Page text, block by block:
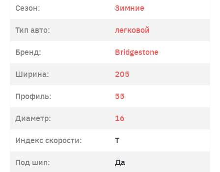
Сезон: Зимние
Тип авто: легковой
Бренд: Bridgestone
Ширина: 205
Профиль: 55
Диаметр: 16
Индекс скорости: T
Под шип: Да